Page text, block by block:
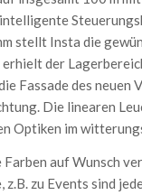
stellt Insta die
erhielt der
Fassade des neuen
Die linearen
Optiken im
auf Wunsch
zu Events sind